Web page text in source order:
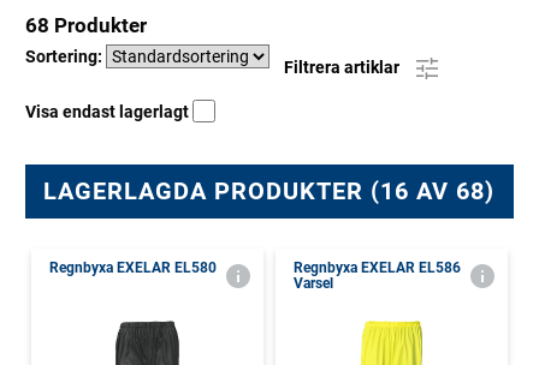
68 Produkter
Sortering:
Filtrera artiklar
Visa endast lagerlagt
LAGERLAGDA PRODUKTER (16 AV 68)
Regnbyxa EXELAR EL580
Regnbyxa EXELAR EL586
Varsel